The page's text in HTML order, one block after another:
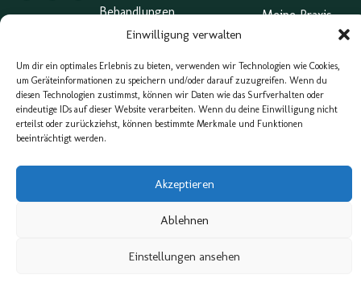
Einwilligung verwalten
Um dir ein optimales Erlebnis zu bieten, verwenden wir Technologien wie Cookies,
um Geräteinformationen zu speichern und/oder darauf zuzugreifen. Wenn du
diesen Technologien zustimmst, können wir Daten wie das Surfverhalten oder
eindeutige IDs auf dieser Website verarbeiten. Wenn du deine Einwilligung nicht
erteilst oder zurückziehst, können bestimmte Merkmale und Funktionen
beeinträchtigt werden.
Akzeptieren
Ablehnen
Einstellungen ansehen
Behandlungen
Meine Praxis
Großer
Heilpraktiker
Impressum
Webdesign & Konzeption von eXP Designs